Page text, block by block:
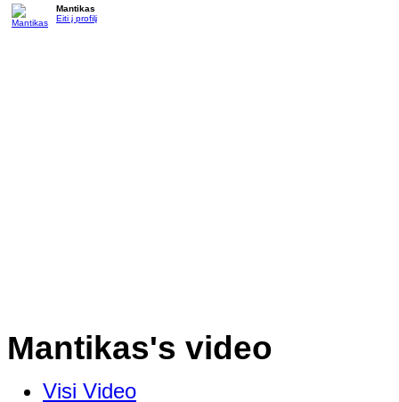
Mantikas
Eiti į profilį
Mantikas's video
Visi Video